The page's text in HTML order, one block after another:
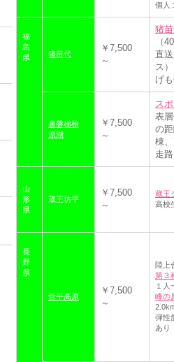
個人
福
島
県
猪苗代
￥7,500
～
猪
（
直
ス
げ
裏磐梯桧
原湖
￥7,500
～
ス
表
の
棟
走
山
形
県
蔵王坊平
￥7,500
～
蔵王
高校
長
野
県
菅平高原
￥7,500
～
陸上
第３
１
峰の
弾性
あり